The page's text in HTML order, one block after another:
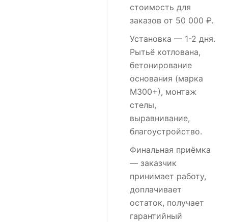
стоимость для
заказов от 50 000 ₽.
Установка — 1-2 дня.
Рытьё котлована,
бетонирование
основания (марка
М300+), монтаж
стелы,
выравнивание,
благоустройство.
Финальная приёмка
— заказчик
принимает работу,
доплачивает
остаток, получает
гарантийный